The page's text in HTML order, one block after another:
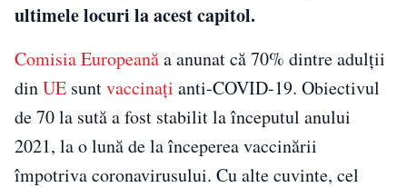
ultimele locuri la acest capitol.
Comisia Europeanăa anunat că 70% dintre adulții
dinUE suntvaccinați anti-COVID-19. Obiectivul
de 70 la sută a fost stabilit la începutul anului
2021, la o lună de la începerea vaccinării
împotriva coronavirusului. Cu alte cuvinte, cel